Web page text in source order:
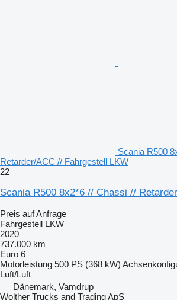
Scania R500
Retarder/ACC // Fahrgestell LKW
22
Scania R500 8x2*6 // Chassi //
Preis auf Anfrage
Fahrgestell LKW
2020
737.000 km
Euro 6
Motorleistung 500 PS (368 kW)
Luft/Luft
Dänemark, Vamdrup
Wolther Trucks and Trading ApS